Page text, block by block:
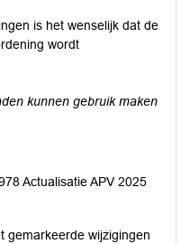
is het wenselijk dat de
wordt
kunnen gebruik maken
Actualisatie APV 2025
gemarkeerde wijzigingen